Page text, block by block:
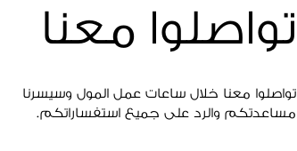
تواصلوا معنا
تواصلوا معنا خلال ساعات عمل المول وسيسرنا
مساعدتكم والرد على جميع استفساراتكم.